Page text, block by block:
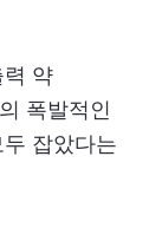
약
폭발적인
잡았다는